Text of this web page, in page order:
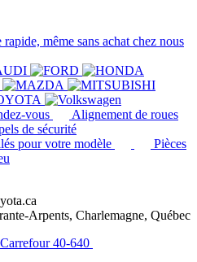
même sans achat chez nous
vous
Alignement de roues
de sécurité
pour votre modèle
Pièces
Arpents, Charlemagne, Québec
40-640